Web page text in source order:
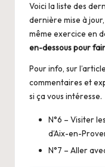
Voici la liste des
dernière mise à
même exercice en
en-dessous pour
Pour info, sur
commentaires et
si ça vous intéresse.
N°6 – Visiter
d’Aix-en-
N°7 – Aller